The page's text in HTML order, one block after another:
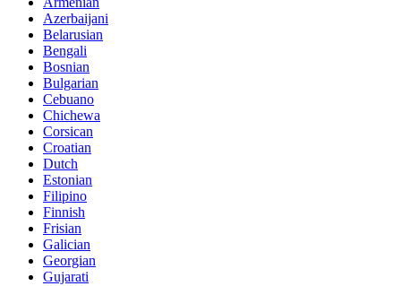
Azerbaijani
Belarusian
Bengali
Bosnian
Bulgarian
Cebuano
Chichewa
Corsican
Croatian
Dutch
Estonian
Filipino
Finnish
Frisian
Galician
Georgian
Gujarati